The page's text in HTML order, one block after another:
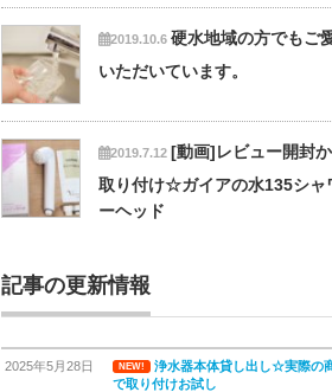
2019.10.6 硬水地域の方でもご
いただいています。
2019.7.12 [動画]レビュー開封
取り付け☆ガイアの水135シャ
ーヘッド
記事の更新情報
2025年5月28日 NEW!
浄水器本体貸し出し☆実際の
で取り付けお試し